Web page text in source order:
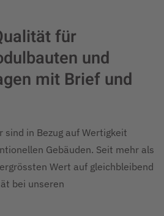
für
und
mit Brief und
sind in Bezug auf Wertigkeit
Gebäuden. Seit mehr als
Wert auf gleichbleibend
bei unseren